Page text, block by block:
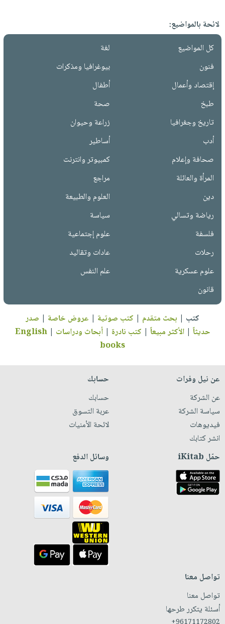
لائحة بالمواضيع:
كل المواضيع
لغة
فنون
بيوغرافيا ومذكرات
إقتصاد وأعمال
أطفال
طبخ
صحة
تاريخ وجغرافيا
زراعة وحيوان
أدب
أساطير
صحافة وإعلام
كمبيوتر وانترنت
المرأة والعائلة
مراجع
دين
العلوم والطبيعة
رياضة وتسالي
سياسة
فلسفة
علوم إجتماعية
رحلات
عادات وتقاليد
علوم عسكرية
علم النفس
قانون
كتب | بحث متقدم | كتب صوتية | عروض خاصة | صدر
حديثاً |الأكثر مبيعاً | كتب نادرة |أبحاث ودراسات |
English
books
عن نيل وفرات
عن الشركة
سياسة الشركة
فيديوهات
انشر كتابك
حسابك
حسابك
عربة التسوق
لائحة الأمنيات
حمّل iKitab وسائل الدفع
تواصل معنا
تواصل معنا
أسئلة يتكرر طرحها